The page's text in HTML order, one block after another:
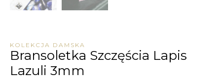
KOLEKCJA DAMSKA
Bransoletka Szczęścia Lapis
Lazuli 3mm